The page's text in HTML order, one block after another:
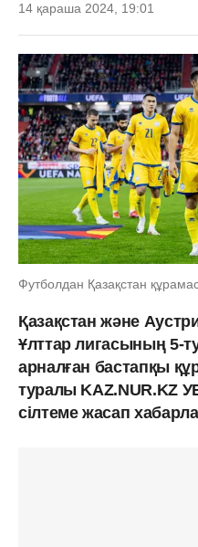
14 қараша 2024, 19:01
Футболдан Қазақстан
Қазақстан және
Ұлттар лигасының 5-
арналған бастапқы
туралы KAZ.NUR.KZ
сілтеме жасап